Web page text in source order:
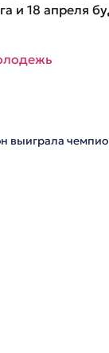
и 18 апреля
выиграла